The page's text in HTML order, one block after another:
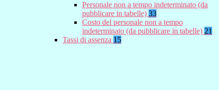
Personale non a tempo indeterminato (da
pubblicare in tabelle) 33
Costo del personale non a tempo
indeterminato (da pubblicare in tabelle) 21
Tassi di assenza 15